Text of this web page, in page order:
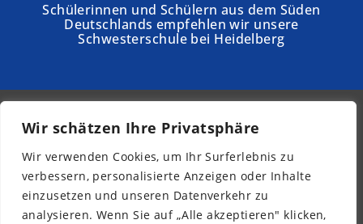
Wir schätzen Ihre Privatsphäre
Wir verwenden Cookies, um Ihr Surferlebnis zu
verbessern, personalisierte Anzeigen oder Inhalte
einzusetzen und unseren Datenverkehr zu
analysieren. Wenn Sie auf „Alle akzeptieren" klicken,
Schülerinnen und Schülern aus dem Süden
Deutschlands empfehlen wir unsere
Schwesterschule bei Heidelberg
© 2026 - Schloss Torgelow
Newsletter
Impressum
Datenschutz